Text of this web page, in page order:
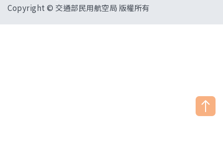
Copyright © 交通部民用航空局 版權所有